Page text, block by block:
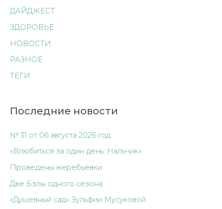
ДАЙДЖЕСТ
ЗДОРОВЬЕ
НОВОСТИ
РАЗНОЕ
ТЕГИ
Последние новости
№ 31 от 06 августа 2026 год
«Влюбиться за один день: Нальчик»
Проведены жеребьёвки
Две Бэлы одного сезона
«Душевный сад» Зульфии Мусуковой